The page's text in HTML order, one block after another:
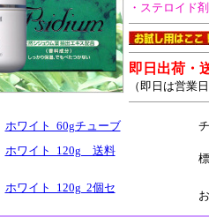
・ステロイド
即日出荷・
（即日は営業
ホワイト 60gチューブ
ホワイト 120g 送料
ホワイト 120g 2個セ